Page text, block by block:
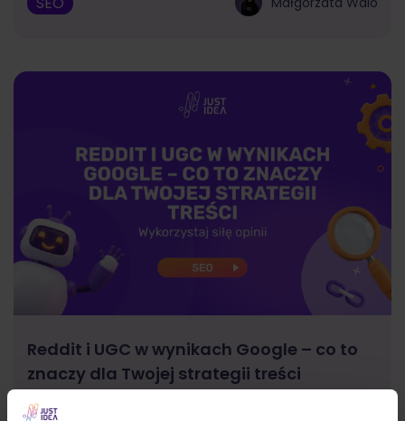
Reddit i UGC w wynikach Google – co to
znaczy dla Twojej strategii treści